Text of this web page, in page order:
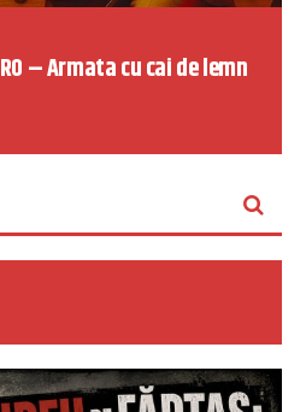
– Armata cu cai de lemn